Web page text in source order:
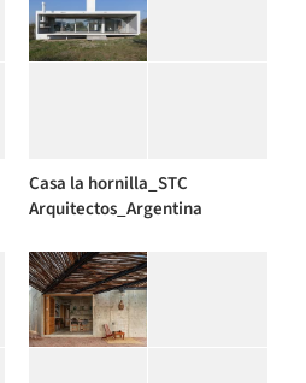
Casa la hornilla_STC
Arquitectos_Argentina